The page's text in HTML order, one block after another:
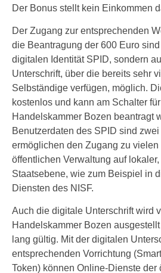
Der Bonus stellt kein Einkommen
Der Zugang zur entsprechenden
die Beantragung der 600 Euro
digitalen Identität SPID, sondern
Unterschrift, über die bereits sehr
Selbständige verfügen, möglich.
kostenlos und kann am Schalter
Handelskammer Bozen beantragt
Benutzerdaten des SPID sind
ermöglichen den Zugang zu
öffentlichen Verwaltung auf
Staatsebene, wie zum Beispiel in
Diensten des NISF.
Auch die digitale Unterschrift wird
Handelskammer Bozen
lang gültig. Mit der digitalen
entsprechenden Vorrichtung
Token) können Online-Dienste der